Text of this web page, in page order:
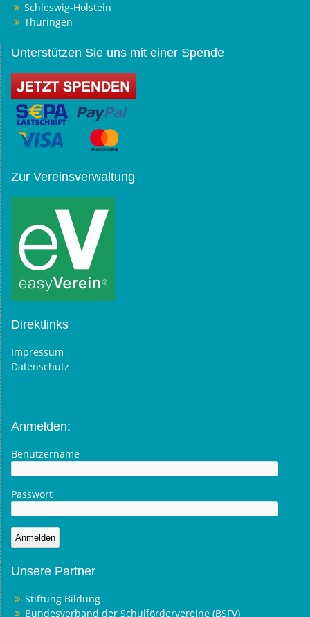
Schleswig-Holstein
Thüringen
Unterstützen Sie uns mit einer Spende
Zur Vereinsverwaltung
Direktlinks
Impressum
Datenschutz
Anmelden:
Benutzername
Passwort
Unsere Partner
Stiftung Bildung
Bundesverband der Schulfördervereine (BSFV)